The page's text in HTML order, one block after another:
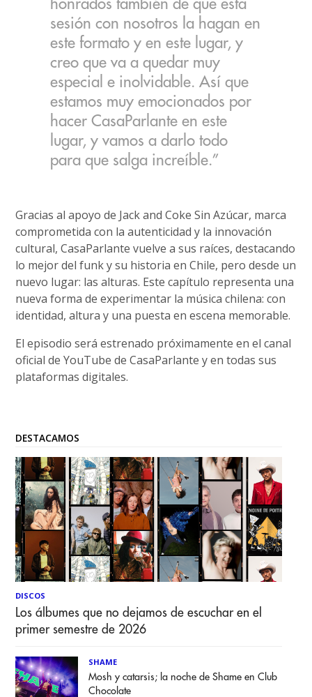
honrados también de que esta
sesión con nosotros la hagan en
este formato y en este lugar, y
creo que va a quedar muy
especial e inolvidable. Así que
estamos muy emocionados por
hacer CasaParlante en este
lugar, y vamos a darlo todo
para que salga increíble.”
Gracias al apoyo de Jack and Coke Sin Azúcar, marca
comprometida con la autenticidad y la innovación
cultural, CasaParlante vuelve a sus raíces, destacando
lo mejor del funk y su historia en Chile, pero desde un
nuevo lugar: las alturas. Este capítulo representa una
nueva forma de experimentar la música chilena: con
identidad, altura y una puesta en escena memorable.
El episodio será estrenado próximamente en el canal
oficial de YouTube de CasaParlante y en todas sus
plataformas digitales.
DESTACAMOS
DISCOS
Los álbumes que no dejamos de escuchar en el
primer semestre de 2026
SHAME
Mosh y catarsis; la noche de Shame en Club
Chocolate